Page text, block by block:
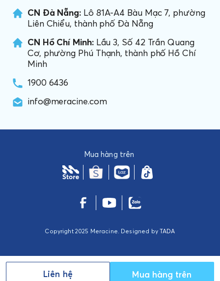
CN Đà Nẵng: Lô 81A-A4 Bàu Mạc 7, phường
Liên Chiểu, thành phố Đà Nẵng
CN Hồ Chí Minh:Lầu 3, Số 42 Trần Quang
Cơ, phường Phú Thạnh, thành phố Hồ Chí
Minh
1900 6436
info@meracine.com
Copyright 2025 Meracine. Designed by TADA
Mua hàng trên
Liên hệ Mua hàng trên